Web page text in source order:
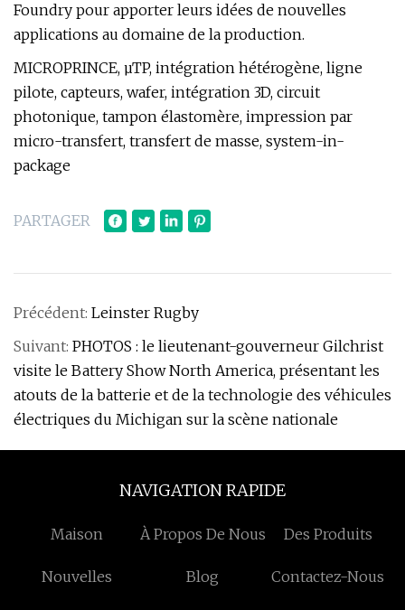
Foundry pour apporter leurs idées de nouvelles
applications au domaine de la production.
MICROPRINCE, µTP, intégration hétérogène, ligne
pilote, capteurs, wafer, intégration 3D, circuit
photonique, tampon élastomère, impression par
micro-transfert, transfert de masse, system-in-
package
PARTAGER
Précédent: Leinster Rugby
Suivant: PHOTOS : le lieutenant-gouverneur Gilchrist
visite le Battery Show North America, présentant les
atouts de la batterie et de la technologie des véhicules
électriques du Michigan sur la scène nationale
NAVIGATION RAPIDE
Maison À Propos De Nous Des Produits
Nouvelles Blog Contactez-Nous